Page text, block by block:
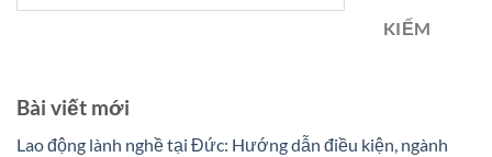
KIẾM
Bài viết mới
Lao động lành nghề tại Đức: Hướng dẫn điều kiện, ngành